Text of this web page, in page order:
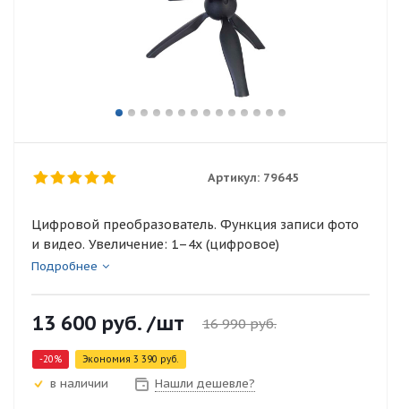
Артикул: 79645
Цифровой преобразователь. Функция записи фото
и видео. Увеличение: 1–4х (цифровое)
Подробнее
13 600 руб. /шт 16 990руб.
-20% Экономия 3 390 руб.
в наличии Нашли дешевле?